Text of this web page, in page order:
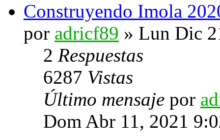
Construyendo Imola
por adricf89 » Lun Dic
2 Respuestas
6287 Vistas
Último mensaje por
Dom Abr 11, 2021